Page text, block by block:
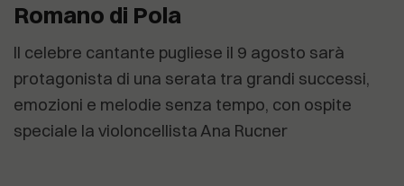
Romano di Pola
Il celebre cantante pugliese il 9 agosto sarà
protagonista di una serata tra grandi successi,
emozioni e melodie senza tempo, con ospite
speciale la violoncellista Ana Rucner